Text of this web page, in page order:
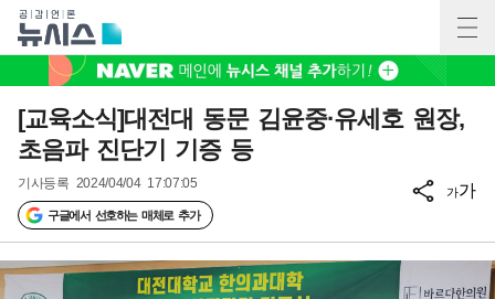
[교육소식]대전대 동문 김윤중·유세호 원장,
초음파 진단기 기증 등
기사등록 2024/04/04 17:07:05
구글에서 선호하는 매체로 추가
가가